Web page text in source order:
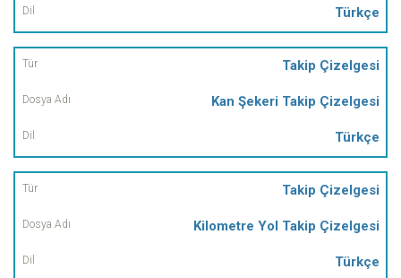
Türkçe
Takip Çizelgesi
Kan Şekeri Takip Çizelgesi
Türkçe
Takip Çizelgesi
Kilometre Yol Takip Çizelgesi
Türkçe